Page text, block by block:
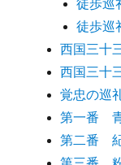
徒歩巡
徒歩巡
西国三十
西国三十
覚忠の巡
第一番
第二番